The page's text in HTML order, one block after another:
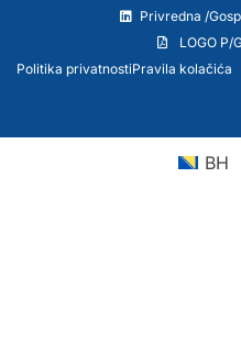
Privredna /
LOGO P/
Politika privatnostiPravila kolačića
BH